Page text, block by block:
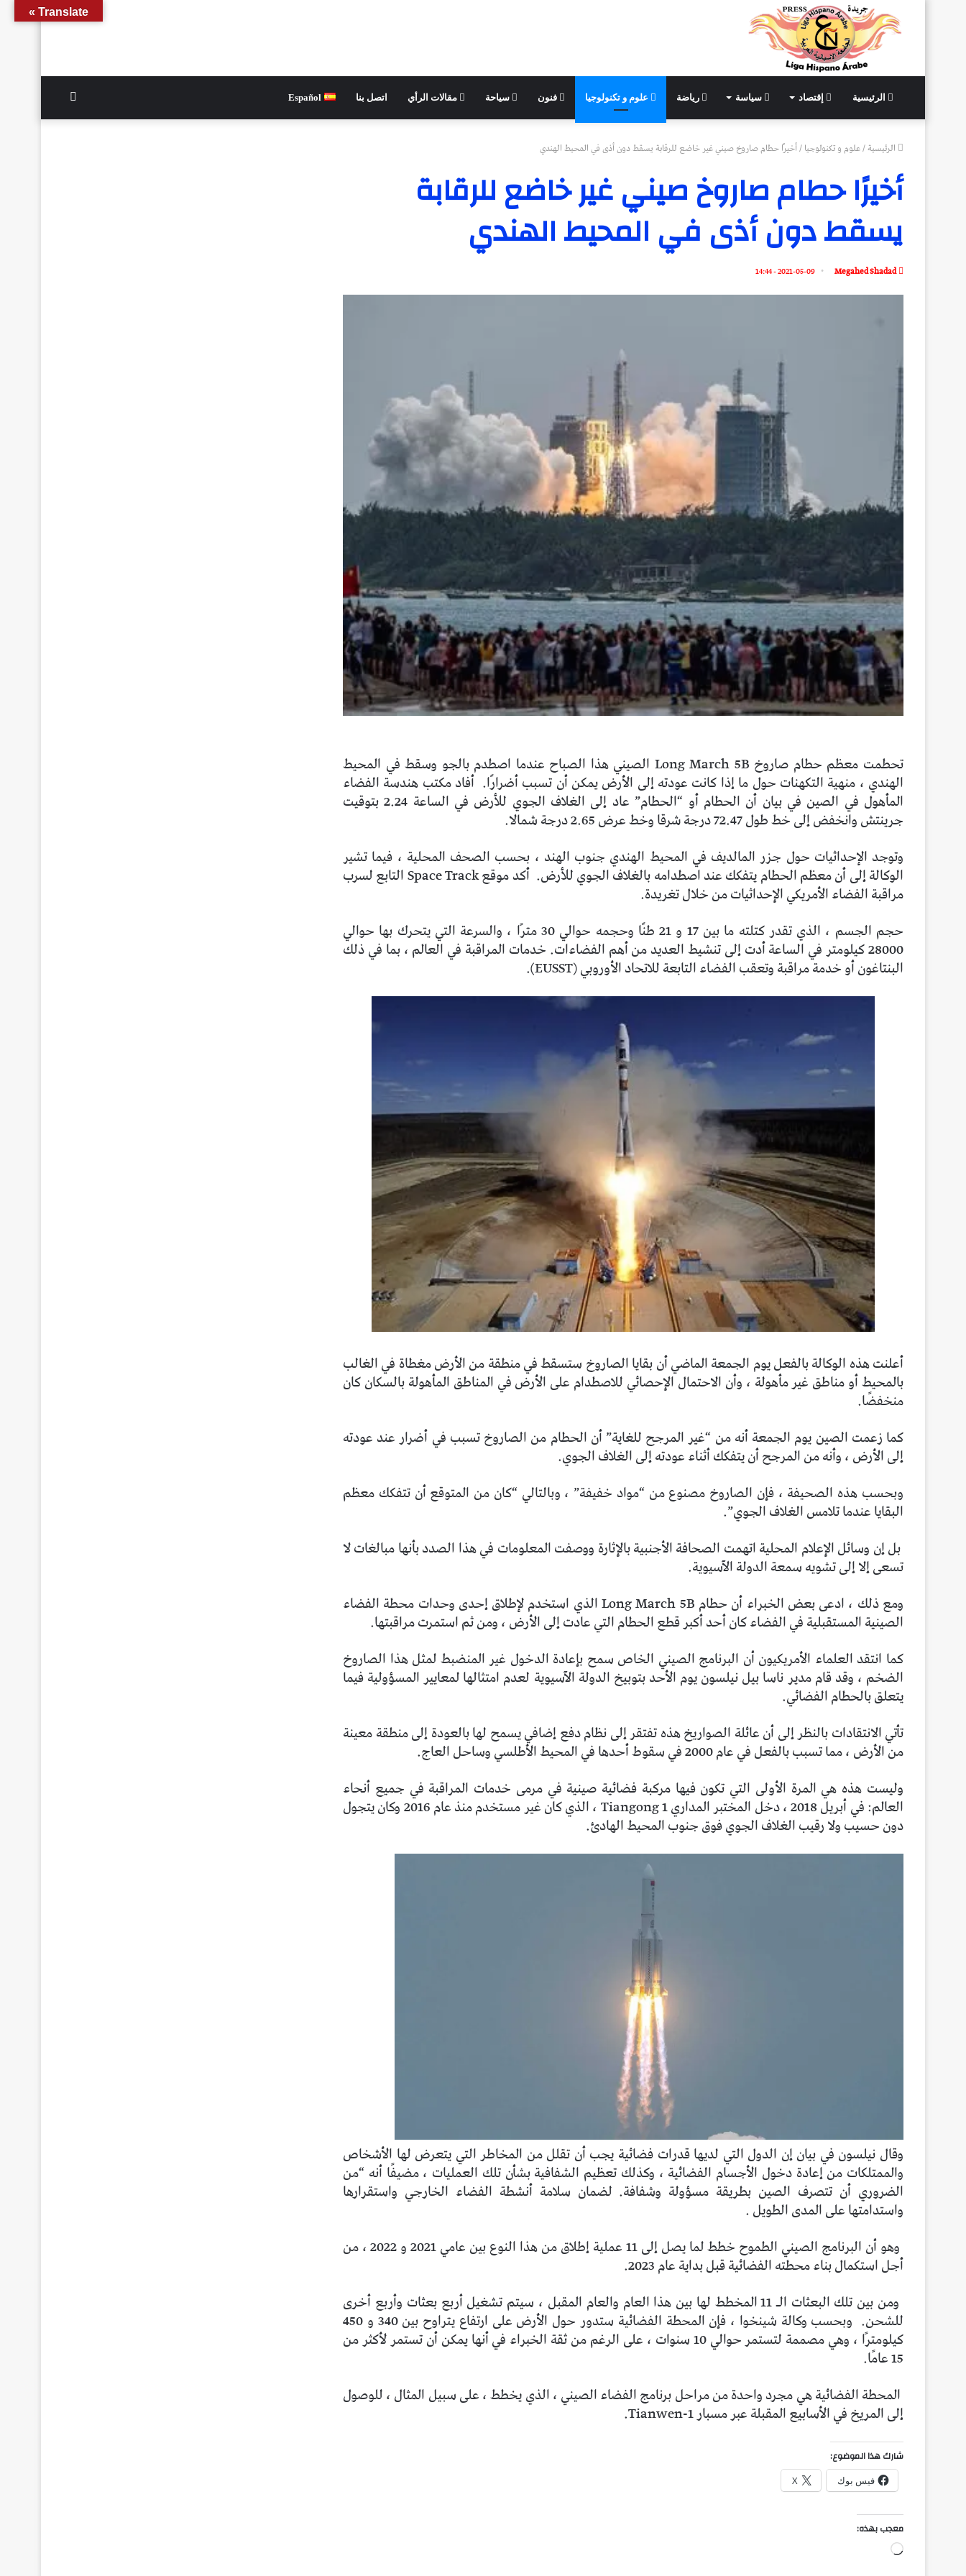
الرئيسية إقتصاد سياسة رياضة علوم و تكنولوجيا فنون سياحة مقالات الرأي اتصل بنا Español
الرئيسية/علوم و تكنولوجيا/أخيرًا حطام صاروخ صيني غير خاضع للرقابة يسقط دون أذى في المحيط الهندي
أخيرًا حطام صاروخ صيني غير خاضع للرقابة
يسقط دون أذى في المحيط الهندي
Megahed Shadad
2021-05-09 - 14:44
تحطمت معظم حطام صاروخ Long March 5B الصيني هذا الصباح عندما اصطدم بالجو وسقط في المحيط
الهندي ، منهية التكهنات حول ما إذا كانت عودته إلى الأرض يمكن أن تسبب أضرارًا. أفاد مكتب هندسة الفضاء
المأهول في الصين في بيان أن الحطام أو “الحطام” عاد إلى الغلاف الجوي للأرض في الساعة 2.24 بتوقيت
جرينتش وانخفض إلى خط طول 72.47 درجة شرقا وخط عرض 2.65 درجة شمالا.
وتوجد الإحداثيات حول جزر المالديف في المحيط الهندي جنوب الهند ، بحسب الصحف المحلية ، فيما تشير
الوكالة إلى أن معظم الحطام يتفكك عند اصطدامه بالغلاف الجوي للأرض. أكد موقع Space Track التابع لسرب
مراقبة الفضاء الأمريكي الإحداثيات من خلال تغريدة.
حجم الجسم ، الذي تقدر كتلته ما بين 17 و 21 طنًا وحجمه حوالي 30 مترًا ، والسرعة التي يتحرك بها حوالي
28000 كيلومتر في الساعة أدت إلى تنشيط العديد من أهم الفضاءات. خدمات المراقبة في العالم ، بما في ذلك
البنتاغون أو خدمة مراقبة وتعقب الفضاء التابعة للاتحاد الأوروبي (EUSST).
أعلنت هذه الوكالة بالفعل يوم الجمعة الماضي أن بقايا الصاروخ ستسقط في منطقة من الأرض مغطاة في الغالب
بالمحيط أو مناطق غير مأهولة ، وأن الاحتمال الإحصائي للاصطدام على الأرض في المناطق المأهولة بالسكان كان
منخفضًا.
كما زعمت الصين يوم الجمعة أنه من “غير المرجح للغاية” أن الحطام من الصاروخ تسبب في أضرار عند عودته
إلى الأرض ، وأنه من المرجح أن يتفكك أثناء عودته إلى الغلاف الجوي.
وبحسب هذه الصحيفة ، فإن الصاروخ مصنوع من “مواد خفيفة” ، وبالتالي “كان من المتوقع أن تتفكك معظم
البقايا عندما تلامس الغلاف الجوي”.
بل إن وسائل الإعلام المحلية اتهمت الصحافة الأجنبية بالإثارة ووصفت المعلومات في هذا الصدد بأنها مبالغات لا
تسعى إلا إلى تشويه سمعة الدولة الآسيوية.
ومع ذلك ، ادعى بعض الخبراء أن حطام Long March 5B الذي استخدم لإطلاق إحدى وحدات محطة الفضاء
الصينية المستقبلية في الفضاء كان أحد أكبر قطع الحطام التي عادت إلى الأرض ، ومن ثم استمرت مراقبتها.
كما انتقد العلماء الأمريكيون أن البرنامج الصيني الخاص سمح بإعادة الدخول غير المنضبط لمثل هذا الصاروخ
الضخم ، وقد قام مدير ناسا بيل نيلسون يوم الأحد بتوبيخ الدولة الآسيوية لعدم امتثالها لمعايير المسؤولية فيما
يتعلق بالحطام الفضائي.
تأتي الانتقادات بالنظر إلى أن عائلة الصواريخ هذه تفتقر إلى نظام دفع إضافي يسمح لها بالعودة إلى منطقة معينة
من الأرض ، مما تسبب بالفعل في عام 2000 في سقوط أحدها في المحيط الأطلسي وساحل العاج.
وليست هذه هي المرة الأولى التي تكون فيها مركبة فضائية صينية في مرمى خدمات المراقبة في جميع أنحاء
العالم: في أبريل 2018 ، دخل المختبر المداري Tiangong 1 ، الذي كان غير مستخدم منذ عام 2016 وكان يتجول
دون حسيب ولا رقيب الغلاف الجوي فوق جنوب المحيط الهادئ.
وقال نيلسون في بيان إن الدول التي لديها قدرات فضائية يجب أن تقلل من المخاطر التي يتعرض لها الأشخاص
والممتلكات من إعادة دخول الأجسام الفضائية ، وكذلك تعظيم الشفافية بشأن تلك العمليات ، مضيفًا أنه “من
الضروري أن تتصرف الصين بطريقة مسؤولة وشفافة. لضمان سلامة أنشطة الفضاء الخارجي واستقرارها
واستدامتها على المدى الطويل .
وهو أن البرنامج الصيني الطموح خطط لما يصل إلى 11 عملية إطلاق من هذا النوع بين عامي 2021 و 2022 ، من
أجل استكمال بناء محطته الفضائية قبل بداية عام 2023.
ومن بين تلك البعثات الـ 11 المخطط لها بين هذا العام والعام المقبل ، سيتم تشغيل أربع بعثات وأربع أخرى
للشحن. وبحسب وكالة شينخوا ، فإن المحطة الفضائية ستدور حول الأرض على ارتفاع يتراوح بين 340 و 450
كيلومترًا ، وهي مصممة لتستمر حوالي 10 سنوات ، على الرغم من ثقة الخبراء في أنها يمكن أن تستمر لأكثر من
15 عامًا.
المحطة الفضائية هي مجرد واحدة من مراحل برنامج الفضاء الصيني ، الذي يخطط ، على سبيل المثال ، للوصول
إلى المريخ في الأسابيع المقبلة عبر مسبار Tianwen-1.
شارك هذا الموضوع:
فيس بوك X
معجب بهذه:
جاري
Translate »